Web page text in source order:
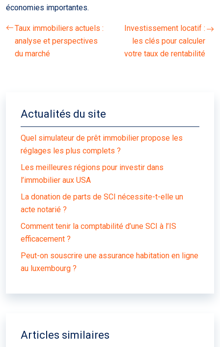
économies importantes.
Taux immobiliers actuels :
analyse et perspectives
du marché
Investissement locatif :
les clés pour calculer
votre taux de rentabilité
Actualités du site
Quel simulateur de prêt immobilier propose les
réglages les plus complets ?
Les meilleures régions pour investir dans
l’immobilier aux USA
La donation de parts de SCI nécessite-t-elle un
acte notarié ?
Comment tenir la comptabilité d’une SCI à l’IS
efficacement ?
Peut-on souscrire une assurance habitation en ligne
au luxembourg ?
Articles similaires